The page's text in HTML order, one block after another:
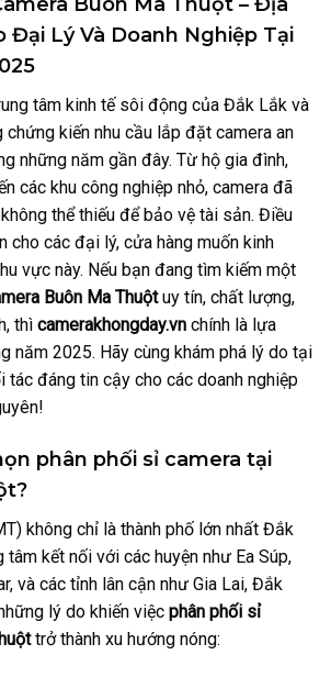
Đại Lý Và Doanh Nghiệp Tại
tâm kinh tế sôi động của Đắk Lắk và
chứng kiến nhu cầu lắp đặt camera an
những năm gần đây. Từ hộ gia đình,
các khu công nghiệp nhỏ, camera đã
thể thiếu để bảo vệ tài sản. Điều
cho các đại lý, cửa hàng muốn kinh
vực này. Nếu bạn đang tìm kiếm một
Buôn Ma Thuộtuy tín, chất lượng,
thì camerakhongday.vn chính là lựa
năm 2025. Hãy cùng khám phá lý do tại
tác đáng tin cậy cho các doanh nghiệp
phân phối sỉ camera tại
không chỉ là thành phố lớn nhất Đắk
tâm kết nối với các huyện như Ea Súp,
và các tỉnh lân cận như Gia Lai, Đắk
lý do khiến việc phân phối sỉ
trở thành xu hướng nóng: